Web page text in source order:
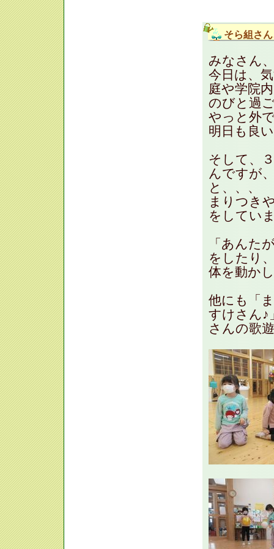
そら組さ
みなさん
今日は、
庭や学院
のびと過
やっと外
明日も良
そして、
んですが
と、、、
まりつき
をしてい
「あんた
をしたり
体を動か
他にも「
すけさん♪
さんの歌